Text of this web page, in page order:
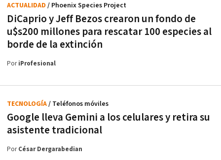
DiCaprio y Jeff Bezos crearon un fondo de
u$s200 millones para rescatar 100 especies al
borde de la extinción
ACTUALIDAD / Phoenix Species Project
PoriProfesional
Google lleva Gemini a los celulares y retira su
asistente tradicional
TECNOLOGÍA/ Teléfonos móviles
PorCésar Dergarabedian